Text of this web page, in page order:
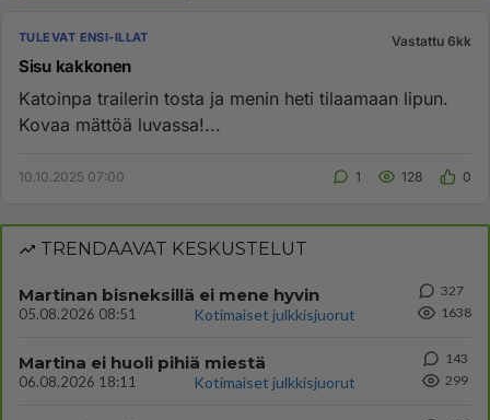
TULEVAT ENSI-ILLAT Vastattu 6kk
Sisu kakkonen
Katoinpa trailerin tosta ja menin heti tilaamaan lipun.
Kovaa mättöä luvassa!...
10.10.2025 07:00 1 128 0
TRENDAAVAT KESKUSTELUT
Martinan bisneksillä ei mene hyvin
05.08.2026 08:51 Kotimaiset julkkisjuorut
327
1638
Martina ei huoli pihiä miestä
06.08.2026 18:11 Kotimaiset julkkisjuorut
143
299